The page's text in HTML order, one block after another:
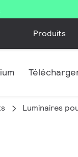
Produits
Luminaires